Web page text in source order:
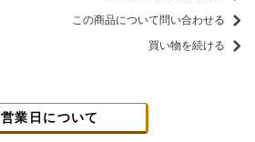
この商品について問い合わせる
買い物を続ける
営業日について